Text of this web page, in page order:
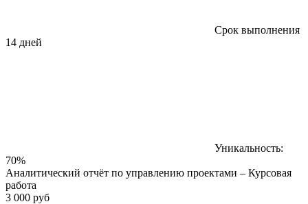
Срок выполнения
14 дней
Уникальность:
70%
Аналитический отчёт по управлению проектами – Курсовая
работа
3 000 руб